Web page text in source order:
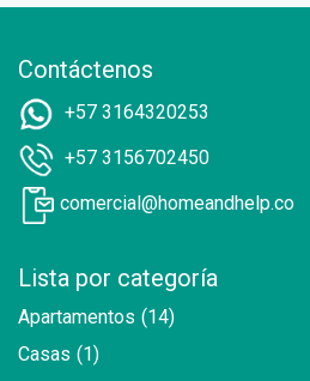
Contáctenos
+57 3164320253
+57 3156702450
comercial@homeandhelp.co
Lista por categoría
Apartamentos (14)
Casas (1)